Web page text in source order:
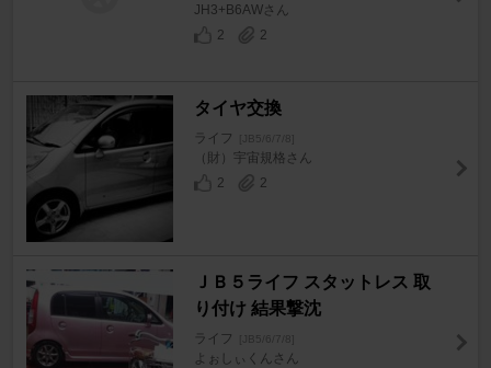
JH3+B6AWさん
2
2
タイヤ交換
ライフ [JB5/6/7/8]
（財）宇宙規格さん
2
2
ＪＢ５ライフ スタットレス 取
り付け 結果撃沈
ライフ [JB5/6/7/8]
よぉしぃくんさん